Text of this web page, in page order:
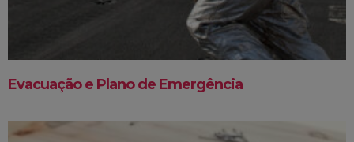
Evacuação e Plano de Emergência